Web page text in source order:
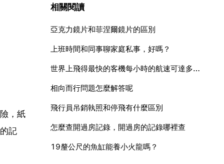
，紙
記
相關閱讀
亞克力鏡片和菲涅爾鏡片的區別
上班時間和同事聊家庭私事，好嗎？
世界上飛得最快的客機每小時的航速可達多少公里
相向而行問題怎麼解答呢
飛行員吊銷執照和停飛有什麼區別
怎麼查開過房記錄，開過房的記錄哪裡查
19釐公尺的魚缸能養小火龍嗎？